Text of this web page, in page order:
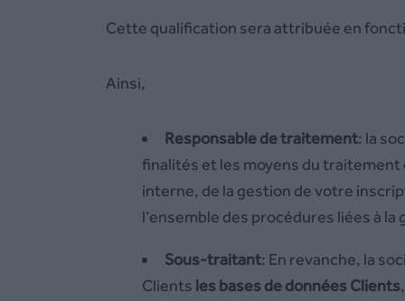
Cette qualification sera attribuée en
Ainsi,
Responsable de traitement: la
finalités et les moyens du traitement
interne, de la gestion de votre
l’ensemble des procédures liées à
Sous-traitant: En revanche, la
Clients les bases de données Clients,